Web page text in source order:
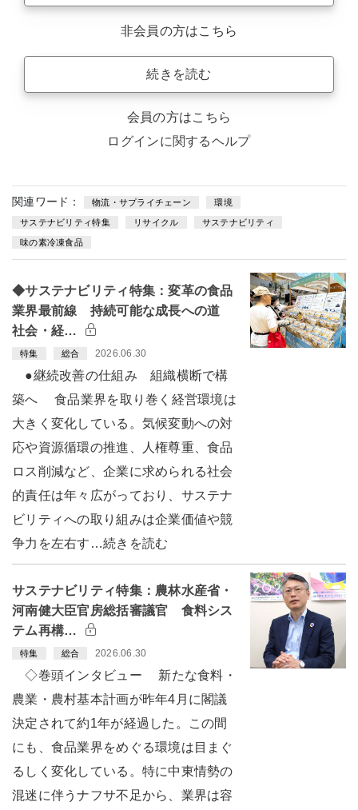
非会員の方はこちら
続きを読む
会員の方はこちら
ログインに関するヘルプ
関連ワード： 物流・サプライチェーン 環境
サステナビリティ特集 リサイクル サステナビリティ
味の素冷凍食品
◆サステナビリティ特集：変革の食品
業界最前線 持続可能な成長への道
社会・経…
特集 総合 2026.06.30
●継続改善の仕組み 組織横断で構
築へ 食品業界を取り巻く経営環境は
大きく変化している。気候変動への対
応や資源循環の推進、人権尊重、食品
ロス削減など、企業に求められる社会
的責任は年々広がっており、サステナ
ビリティへの取り組みは企業価値や競
争力を左右す…続きを読む
サステナビリティ特集：農林水産省・
河南健大臣官房総括審議官 食料シス
テム再構…
特集 総合 2026.06.30
◇巻頭インタビュー 新たな食料・
農業・農村基本計画が昨年4月に閣議
決定されて約1年が経過した。この間
にも、食品業界をめぐる環境は目まぐ
るしく変化している。特に中東情勢の
混迷に伴うナフサ不足から、業界は容